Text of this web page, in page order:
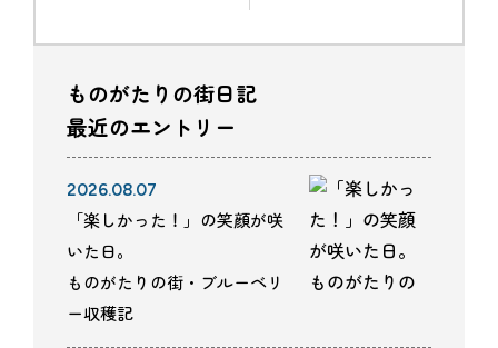
ものがたりの街日記
最近のエントリー
2026.08.07
「楽しかった！」の笑顔が咲
いた日。
ものがたりの街・ブルーベリ
ー収穫記